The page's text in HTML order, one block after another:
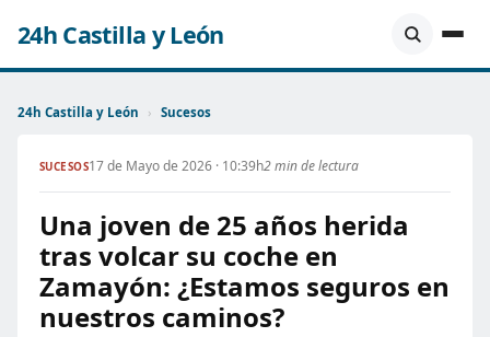
24h Castilla y León
24h Castilla y León › Sucesos
SUCESOS17 de Mayo de 2026 · 10:39h2 min de lectura
Una joven de 25 años herida
tras volcar su coche en
Zamayón: ¿Estamos seguros en
nuestros caminos?